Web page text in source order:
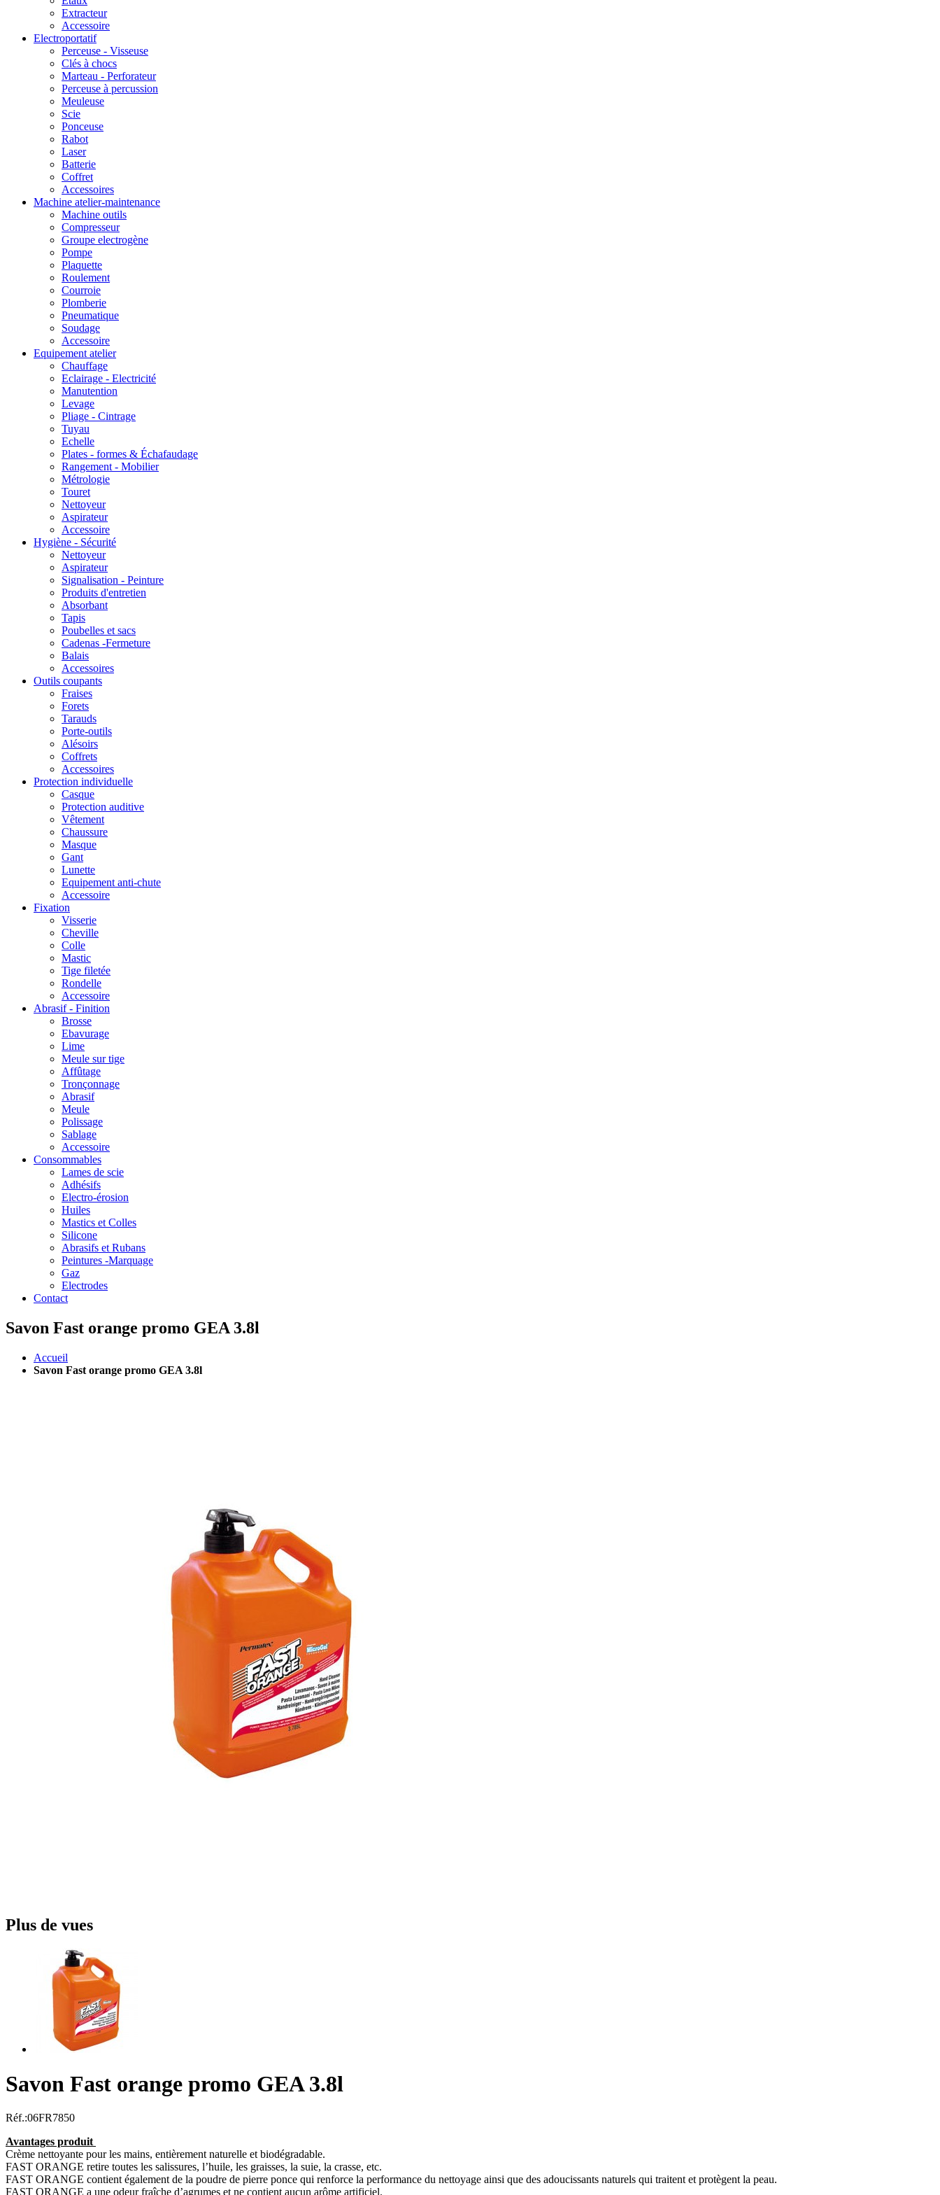
Extracteur
Accessoire
Electroportatif
Perceuse - Visseuse
Clés à chocs
Marteau - Perforateur
Perceuse à percussion
Meuleuse
Scie
Ponceuse
Rabot
Laser
Batterie
Coffret
Accessoires
Machine atelier-maintenance
Machine outils
Compresseur
Groupe electrogène
Pompe
Plaquette
Roulement
Courroie
Plomberie
Pneumatique
Soudage
Accessoire
Equipement atelier
Chauffage
Eclairage - Electricité
Manutention
Levage
Pliage - Cintrage
Tuyau
Echelle
Plates - formes & Échafaudage
Rangement - Mobilier
Métrologie
Touret
Nettoyeur
Aspirateur
Accessoire
Hygiène - Sécurité
Nettoyeur
Aspirateur
Signalisation - Peinture
Produits d'entretien
Absorbant
Tapis
Poubelles et sacs
Cadenas -Fermeture
Balais
Accessoires
Outils coupants
Fraises
Forets
Tarauds
Porte-outils
Alésoirs
Coffrets
Accessoires
Protection individuelle
Casque
Protection auditive
Vêtement
Chaussure
Masque
Gant
Lunette
Equipement anti-chute
Accessoire
Fixation
Visserie
Cheville
Colle
Mastic
Tige filetée
Rondelle
Accessoire
Abrasif - Finition
Brosse
Ebavurage
Lime
Meule sur tige
Affûtage
Tronçonnage
Abrasif
Meule
Polissage
Sablage
Accessoire
Consommables
Lames de scie
Adhésifs
Electro-érosion
Huiles
Mastics et Colles
Silicone
Abrasifs et Rubans
Peintures -Marquage
Gaz
Electrodes
Contact
Savon Fast orange promo GEA 3.8l
Accueil
Savon Fast orange promo GEA 3.8l
Plus de vues
Savon Fast orange promo GEA 3.8l
Réf.:06FR7850
Avantages produit
Crème nettoyante pour les mains, entièrement naturelle et biodégradable.
FAST ORANGE retire toutes les salissures, l’huile, les graisses, la suie, la crasse, etc.
FAST ORANGE contient également de la poudre de pierre ponce qui renforce la performance du nettoyage ainsi que des adoucissants naturels qui traitent et protègent la peau.
FAST ORANGE a une odeur fraîche d’agrumes et ne contient aucun arôme artificiel.